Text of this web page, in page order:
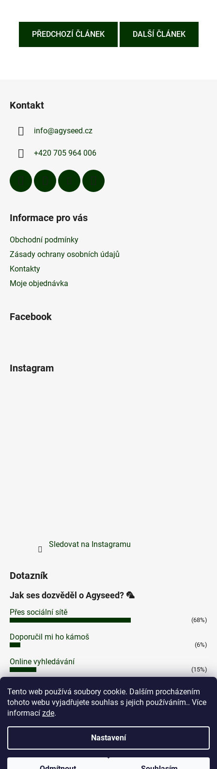
Tento web používá soubory cookie. Dalším procházením
tohoto webu vyjadřujete souhlas s jejich používáním.. Více
informací zde.
Nastavení
PŘEDCHOZÍ ČLÁNEK DALŠÍ ČLÁNEK
Kontakt
info@agyseed.cz
+420 705 964 006
Informace pro vás
Obchodní podmínky
Zásady ochrany osobních údajů
Kontakty
Moje objednávka
Facebook
Instagram
Sledovat na Instagramu
Dotazník
Jak ses dozvěděl o Agyseed? 🦜
Přes sociální sítě
(68%)
Doporučil mi ho kámoš
(6%)
Online vyhledávání
(15%)
Na Cannafestu
(7%)
Jinak